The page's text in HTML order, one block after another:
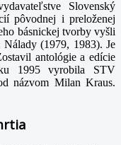
Slovenský
pôvodnej i preloženej
básnickej tvorby vyšli
(1979, 1983). Je
antológie a edície
1995 vyrobila STV
názvom Milan Kraus.